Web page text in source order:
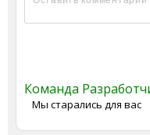
Команда
Мы старались для вас